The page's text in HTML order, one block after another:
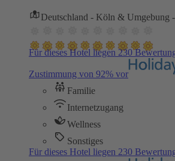
Deutschland - Köln & Umgebung
Für dieses Hotel liegen 230
Zustimmung von 92% vor
Familie
Internetzugang
Wellness
Sonstiges
Für dieses Hotel liegen 230